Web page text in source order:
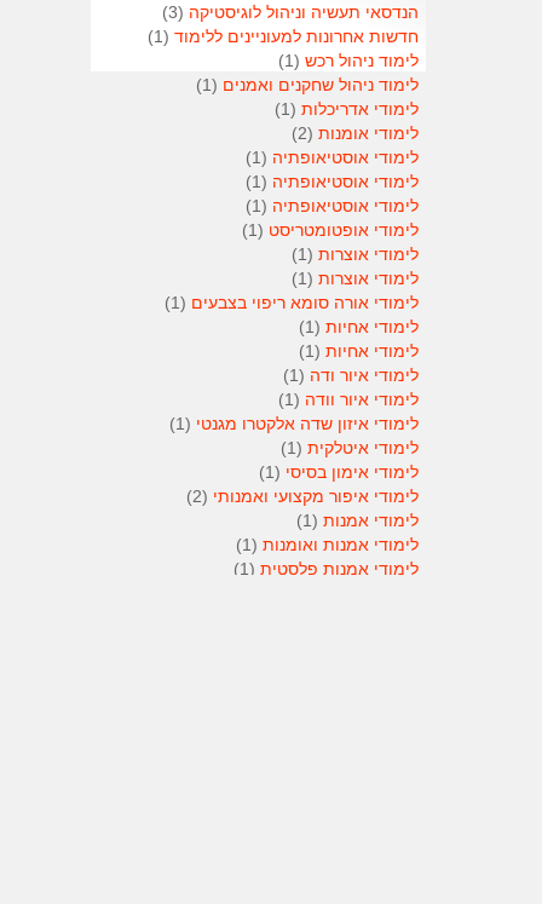
הנדסאי תעשיה וניהול לוגיסטיקה (3)
חדשות אחרונות למעוניינים ללימוד (1)
לימוד ניהול רכש (1)
לימוד ניהול שחקנים ואמנים (1)
לימודי אדריכלות (1)
לימודי אומנות (2)
לימודי אוסטיאופתיה (1)
לימודי אוסטיאופתיה (1)
לימודי אוסטיאופתיה (1)
לימודי אופטומטריסט (1)
לימודי אוצרות (1)
לימודי אוצרות (1)
לימודי אורה סומא ריפוי בצבעים (1)
לימודי אחיות (1)
לימודי אחיות (1)
לימודי איור ודה (1)
לימודי איור וודה (1)
לימודי איזון שדה אלקטרו מגנטי (1)
לימודי איטלקית (1)
לימודי אימון בסיסי (1)
לימודי איפור מקצועי ואמנותי (2)
לימודי אמנות (1)
לימודי אמנות ואומנות (1)
לימודי אמנות פלסטית (1)